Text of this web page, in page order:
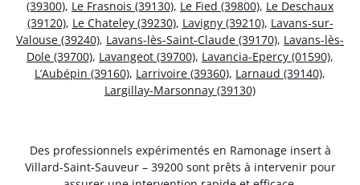
(39300), Le Frasnois (39130), Le Fied (39800), Le Deschaux
(39120), Le Chateley (39230), Lavigny (39210), Lavans-sur-
Valouse (39240), Lavans-lès-Saint-Claude (39170), Lavans-lès-
Dole (39700), Lavangeot (39700), Lavancia-Epercy (01590),
L’Aubépin (39160), Larrivoire (39360), Larnaud (39140),
Largillay-Marsonnay (39130)
Des professionnels expérimentés en Ramonage insert à
Villard-Saint-Sauveur – 39200 sont prêts à intervenir pour